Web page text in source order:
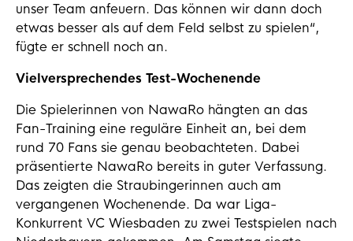
unser Team anfeuern. Das können wir dann doch
etwas besser als auf dem Feld selbst zu spielen“,
fügte er schnell noch an.
Vielversprechendes Test-Wochenende
Die Spielerinnen von NawaRo hängten an das
Fan-Training eine reguläre Einheit an, bei dem
rund 70 Fans sie genau beobachteten. Dabei
präsentierte NawaRo bereits in guter Verfassung.
Das zeigten die Straubingerinnen auch am
vergangenen Wochenende. Da war Liga-
Konkurrent VC Wiesbaden zu zwei Testspielen nach